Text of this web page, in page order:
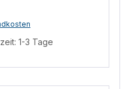
1-3 Tage